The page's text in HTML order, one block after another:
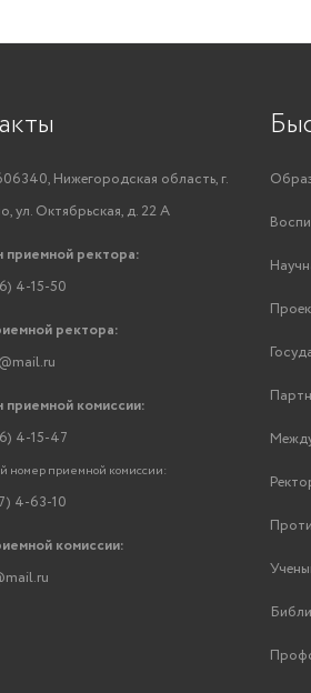
Нижегородская область, г.
ул. Октябрьская, д. 22 А
приемной ректора:
4-15-50
ректора:
комиссии:
4-15-47
номер приемной комиссии:
4-63-10
комиссии: